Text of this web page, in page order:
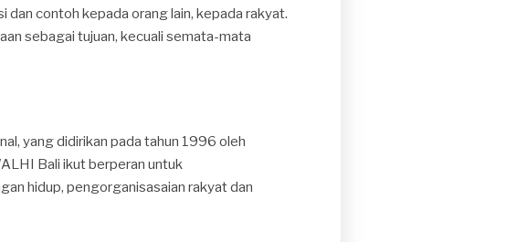
contoh kepada orang lain, kepada rakyat.
sebagai tujuan, kecuali semata-mata
yang didirikan pada tahun 1996 oleh
Bali ikut berperan untuk
hidup, pengorganisasaian rakyat dan